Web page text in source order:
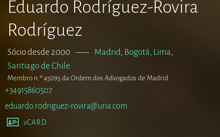
Eduardo Rodríguez-Rovira
Rodríguez
Sócio desde 2000 ––– Madrid, Bogotá, Lima,
Santiago de Chile
Membro n.º 45095 da Ordem dos Advogados de Madrid
+34915860507
eduardo.rodriguez-rovira@uria.com
vCARD